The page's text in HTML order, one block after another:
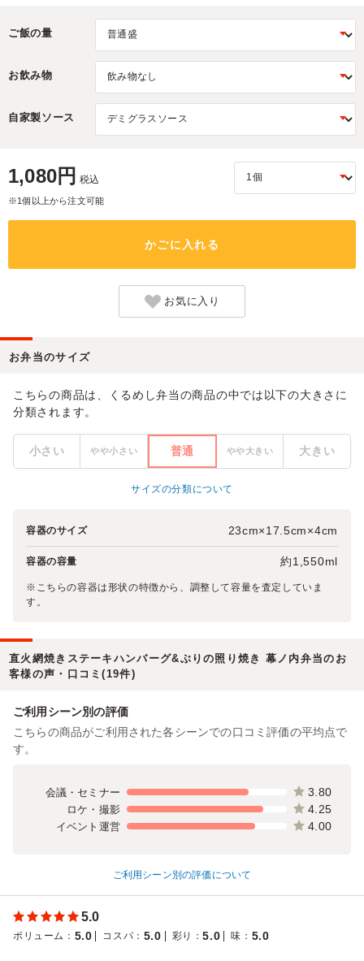
ご飯の量
お飲み物
自家製ソース
1,080円 税込
※1個以上から注文可能
かごに入れる
お気に入り
お弁当のサイズ
こちらの商品は、くるめし弁当の商品の中では以下の大きさに
分類されます。
小さい やや小さい 普通 やや大きい 大きい
サイズの分類について
容器のサイズ 23cm×17.5cm×4cm
容器の容量 約1,550ml
※こちらの容器は形状の特徴から、調整して容量を査定していま
す。
直火網焼きステーキハンバーグ&ぶりの照り焼き 幕ノ内弁当のお
客様の声・口コミ(19件)
ご利用シーン別の評価
こちらの商品がご利用された各シーンでの口コミ評価の平均点で
す。
会議・セミナー 3.80
ロケ・撮影 4.25
イベント運営 4.00
ご利用シーン別の評価について
5.0
ボリューム ： 5.0 コスパ ： 5.0 彩り ：5.0 味 ： 5.0